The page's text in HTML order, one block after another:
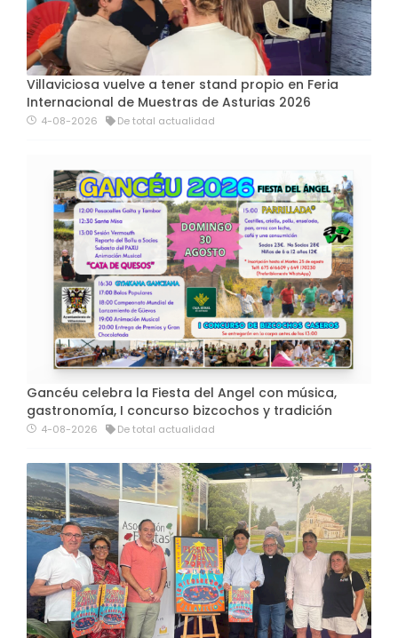
Villaviciosa vuelve a tener stand propio en Feria
Internacional de Muestras de Asturias 2026
4-08-2026 De total actualidad
Gancéu celebra la Fiesta del Angel con música,
gastronomía, I concurso bizcochos y tradición
4-08-2026 De total actualidad